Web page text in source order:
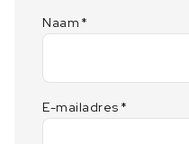
Naam *
E-mailadres *